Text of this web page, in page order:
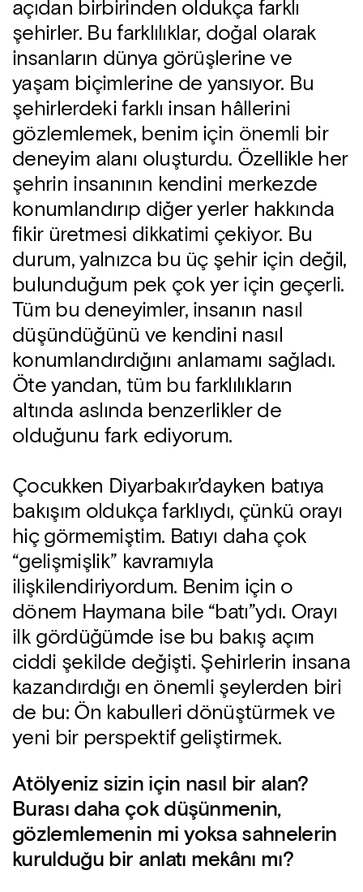
açıdan birbirinden oldukça farklı
şehirler. Bu farklılıklar, doğal olarak
insanların dünya görüşlerine ve
yaşam biçimlerine de yansıyor. Bu
şehirlerdeki farklı insan hâllerini
gözlemlemek, benim için önemli bir
deneyim alanı oluşturdu. Özellikle her
şehrin insanının kendini merkezde
konumlandırıp diğer yerler hakkında
fikir üretmesi dikkatimi çekiyor. Bu
durum, yalnızca bu üç şehir için değil,
bulunduğum pek çok yer için geçerli.
Tüm bu deneyimler, insanın nasıl
düşündüğünü ve kendini nasıl
konumlandırdığını anlamamı sağladı.
Öte yandan, tüm bu farklılıkların
altında aslında benzerlikler de
olduğunu fark ediyorum.
Çocukken Diyarbakır’dayken batıya
bakışım oldukça farklıydı, çünkü orayı
hiç görmemiştim. Batıyı daha çok
“gelişmişlik” kavramıyla
ilişkilendiriyordum. Benim için o
dönem Haymana bile “batı”ydı. Orayı
ilk gördüğümde ise bu bakış açım
ciddi şekilde değişti. Şehirlerin insana
kazandırdığı en önemli şeylerden biri
de bu: Ön kabulleri dönüştürmek ve
yeni bir perspektif geliştirmek.
Atölyeniz sizin için nasıl bir alan?
Burası daha çok düşünmenin,
gözlemlemenin mi yoksa sahnelerin
kurulduğu bir anlatı mekânı mı?